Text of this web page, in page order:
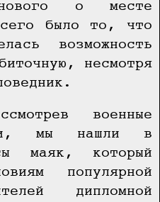
о месте
было то, что
возможность
несмотря
военные
мы нашли в
маяк, который
популярной
дипломной